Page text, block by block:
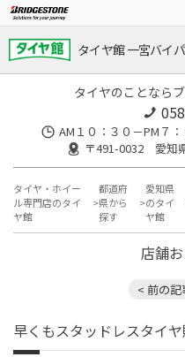
タイヤ館 一宮バイ
タイヤのことなら
AM１０：３０－PM７
〒491-0032 愛知
タイヤ・ホイー
ル専門店のタイ
ヤ館
都道府
県から
探す
愛知県
のタイ
ヤ館
店舗
< 前の記
早くもスタッドレスタイ